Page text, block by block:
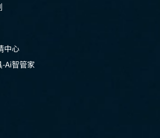
中心
Ai智管家